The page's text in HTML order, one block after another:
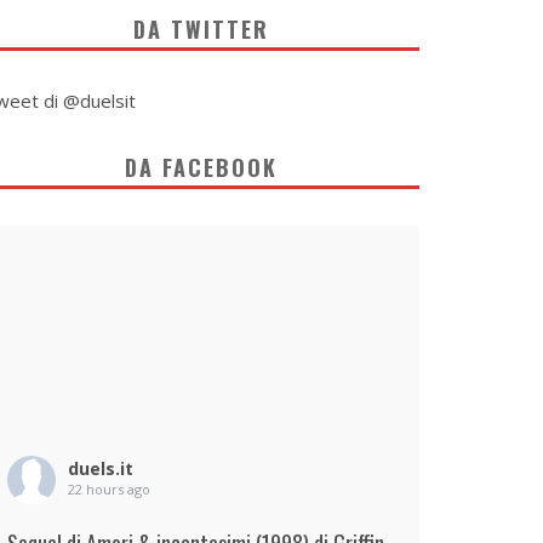
DA TWITTER
di @duelsit
DA FACEBOOK
duels.it
22 hours ago